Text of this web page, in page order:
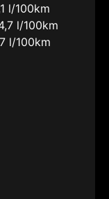
l/100km
l/100km
l/100km